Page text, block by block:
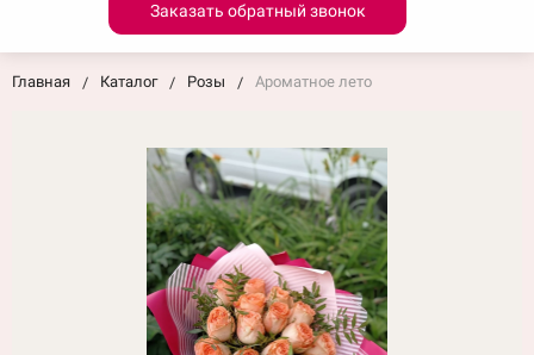
Заказать обратный звонок
Главная Каталог Розы Ароматное лето